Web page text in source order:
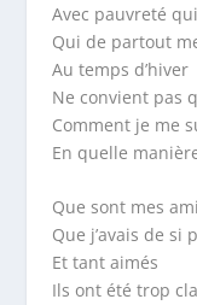
Avec pauvreté
Qui de partout
Au temps d’hiver
Ne convient pas
Comment je me
En quelle
Que sont mes
Que j’avais de si
Et tant aimés
Ils ont été trop